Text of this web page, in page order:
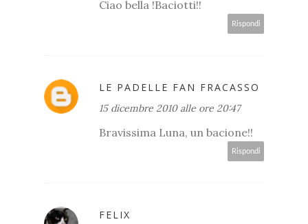
Ciao bella !Baciotti!!
Rispondi
LE PADELLE FAN FRACASSO
15 dicembre 2010 alle ore 20:47
Bravissima Luna, un bacione!!
Rispondi
FELIX